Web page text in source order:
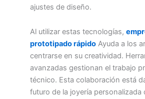
ajustes de diseño.
Al utilizar estas tecnologías,
prototipado rápido Ayuda a los
centrarse en su creatividad.
avanzadas gestionan el trabajo
técnico. Esta colaboración está
futuro de la joyería personalizada